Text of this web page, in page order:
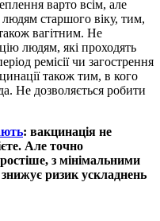
варто всім, але
людям старшого віку, тим,
вагітним. Не
людям, які проходять
ремісії чи загострення
також тим, в кого
Не дозволяється робити
: вакцинація не
Але точно
з мінімальними
ризик ускладнень